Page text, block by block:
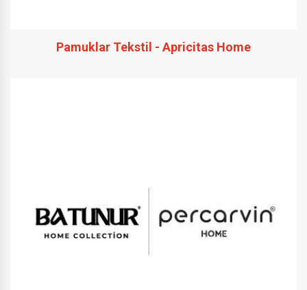
Pamuklar Tekstil - Apricitas Home